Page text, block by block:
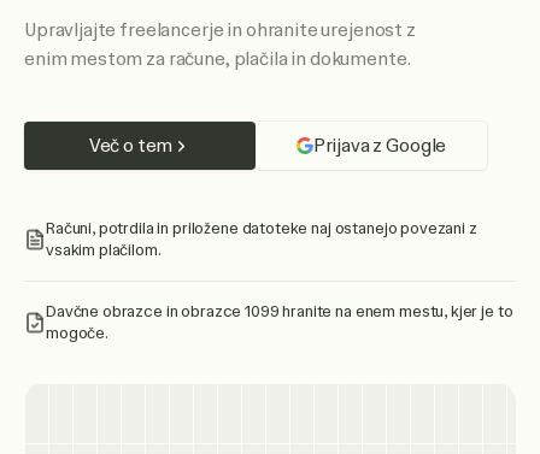
Upravljajte freelancerje in ohranite urejenost z
enim mestom za račune, plačila in dokumente.
Več o tem Prijava z Google
Računi, potrdila in priložene datoteke naj ostanejo povezani z
vsakim plačilom.
Davčne obrazce in obrazce 1099 hranite na enem mestu, kjer je to
mogoče.